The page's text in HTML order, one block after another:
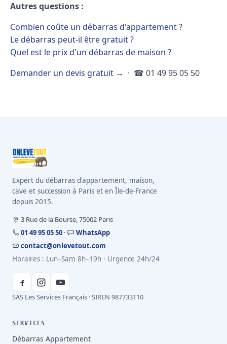
Autres questions :
Combien coûte un débarras d'appartement ?
Le débarras peut-il être gratuit ?
Quel est le prix d'un débarras de maison ?
Demander un devis gratuit → · ☎ 01 49 95 05 50
Expert du débarras d'appartement, maison,
cave et succession à Paris et en Île-de-France
depuis 2015.
3 Rue de la Bourse, 75002 Paris
01 49 95 05 50 ·
WhatsApp
contact@onlevetout.com
Horaires : Lun–Sam 8h–19h · Urgence 24h/24
SAS Les Services Français · SIREN 987733110
SERVICES
Débarras Appartement